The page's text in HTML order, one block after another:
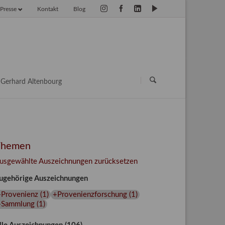
Blog
Kontakt
Presse
Gerhard Altenbourg
Auszeichnungen zurücksetzen
Auszeichnungen
(1 ) +Provenienzforschung(1 )
(1 )